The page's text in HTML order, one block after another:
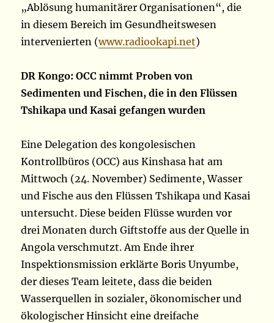
„Ablösung humanitärer Organisationen“, die
in diesem Bereich im Gesundheitswesen
intervenierten (www.radiookapi.net)
DR Kongo: OCC nimmt Proben von
Sedimenten und Fischen, die in den Flüssen
Tshikapa und Kasai gefangen wurden
Eine Delegation des kongolesischen
Kontrollbüros (OCC) aus Kinshasa hat am
Mittwoch (24. November) Sedimente, Wasser
und Fische aus den Flüssen Tshikapa und Kasai
untersucht. Diese beiden Flüsse wurden vor
drei Monaten durch Giftstoffe aus der Quelle in
Angola verschmutzt. Am Ende ihrer
Inspektionsmission erklärte Boris Unyumbe,
der dieses Team leitete, dass die beiden
Wasserquellen in sozialer, ökonomischer und
ökologischer Hinsicht eine dreifache